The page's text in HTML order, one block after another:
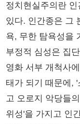
정치현실주의란
있다. 인간종은 그
욕, 무한 탐욕성을
부정적 심성은 집
영화 서부 개척사
태가 되기 때문에,
고 오로지 악당들
위성'을 가지고 인